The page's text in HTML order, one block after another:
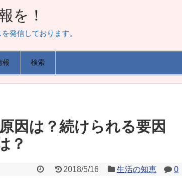
を！
発信しております。
報 検索
因は？続けられる要因
？
2018/5/16 生活の知恵 0